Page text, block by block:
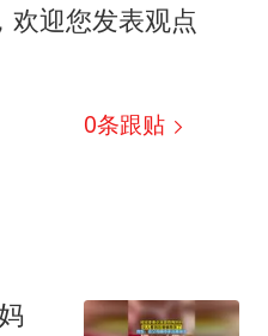
欢迎您发表观点
0条跟贴